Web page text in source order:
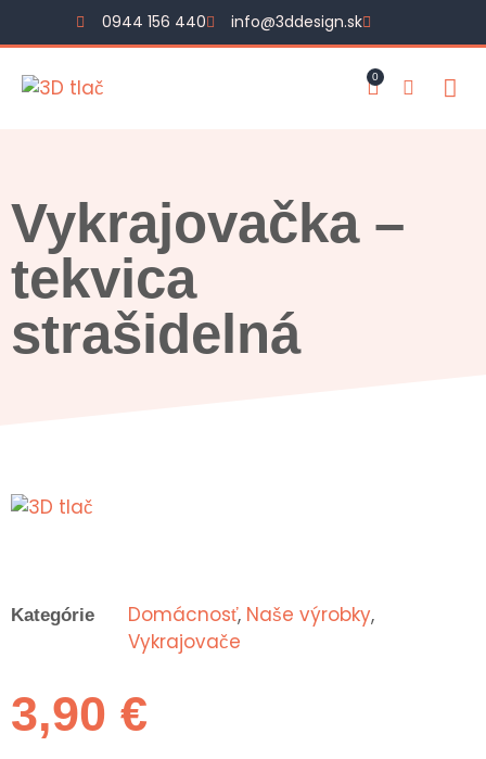
0944 156 440 info@3ddesign.sk
0
Vykrajovačka –
tekvica
strašidelná
Kategórie Domácnosť, Naše výrobky,
Vykrajovače
3,90 €